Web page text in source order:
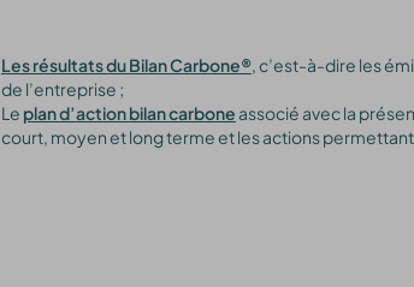
Les résultats du Bilan Carbone®, c’est-à-dire les
de l’entreprise ;
Le plan d’action bilan carbone associé avec la
court, moyen et long terme et les actions